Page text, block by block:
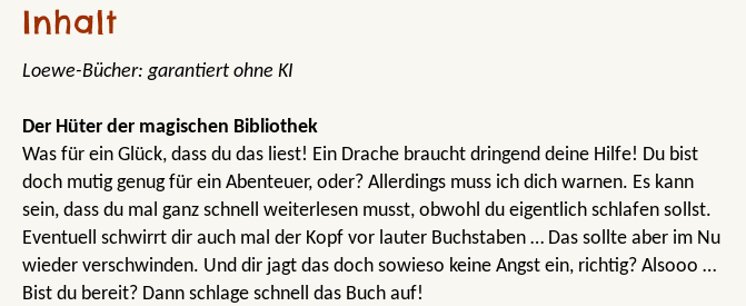
Inhalt
Loewe-Bücher: garantiert ohne KI
Der Hüter der magischen Bibliothek
Was für ein Glück, dass du das liest! Ein Drache braucht dringend deine Hilfe! Du bist
doch mutig genug für ein Abenteuer, oder? Allerdings muss ich dich warnen. Es kann
sein, dass du mal ganz schnell weiterlesen musst, obwohl du eigentlich schlafen sollst.
Eventuell schwirrt dir auch mal der Kopf vor lauter Buchstaben … Das sollte aber im Nu
wieder verschwinden. Und dir jagt das doch sowieso keine Angst ein, richtig? Alsooo …
Bist du bereit? Dann schlage schnell das Buch auf!